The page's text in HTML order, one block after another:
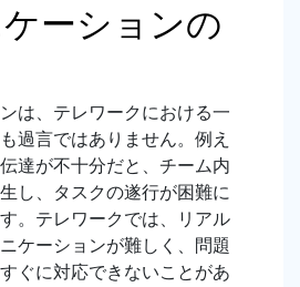
ーションの
は、テレワークにおける一
過言ではありません。例え
達が不十分だと、チーム内
し、タスクの遂行が困難に
。テレワークでは、リアル
ケーションが難しく、問題
ぐに対応できないことがあ